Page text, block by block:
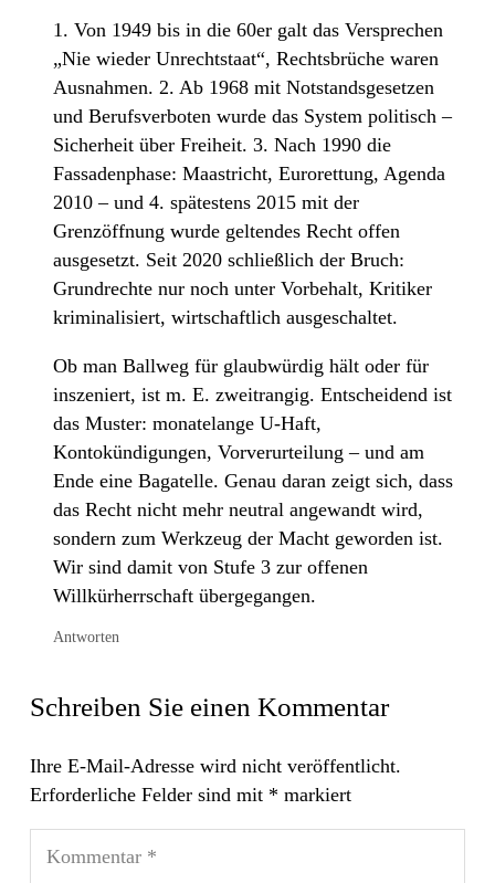
1. Von 1949 bis in die 60er galt das Versprechen
„Nie wieder Unrechtstaat“, Rechtsbrüche waren
Ausnahmen. 2. Ab 1968 mit Notstandsgesetzen
und Berufsverboten wurde das System politisch –
Sicherheit über Freiheit. 3. Nach 1990 die
Fassadenphase: Maastricht, Eurorettung, Agenda
2010 – und 4. spätestens 2015 mit der
Grenzöffnung wurde geltendes Recht offen
ausgesetzt. Seit 2020 schließlich der Bruch:
Grundrechte nur noch unter Vorbehalt, Kritiker
kriminalisiert, wirtschaftlich ausgeschaltet.
Ob man Ballweg für glaubwürdig hält oder für
inszeniert, ist m. E. zweitrangig. Entscheidend ist
das Muster: monatelange U-Haft,
Kontokündigungen, Vorverurteilung – und am
Ende eine Bagatelle. Genau daran zeigt sich, dass
das Recht nicht mehr neutral angewandt wird,
sondern zum Werkzeug der Macht geworden ist.
Wir sind damit von Stufe 3 zur offenen
Willkürherrschaft übergegangen.
Antworten
Schreiben Sie einen Kommentar
Ihre E-Mail-Adresse wird nicht veröffentlicht.
Erforderliche Felder sind mit * markiert